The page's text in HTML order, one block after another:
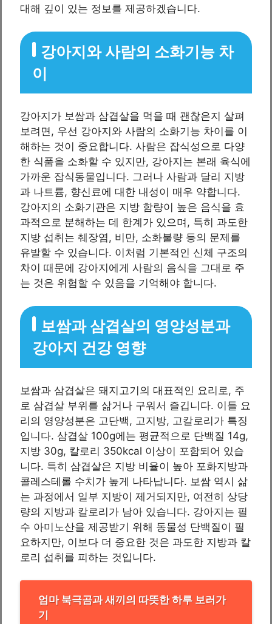
대해 깊이 있는 정보를 제공하겠습니다.
강아지와 사람의 소화기능 차
이
강아지가 보쌈과 삼겹살을 먹을 때 괜찮은지 살펴
보려면, 우선 강아지와 사람의 소화기능 차이를 이
해하는 것이 중요합니다. 사람은 잡식성으로 다양
한 식품을 소화할 수 있지만, 강아지는 본래 육식에
가까운 잡식동물입니다. 그러나 사람과 달리 지방
과 나트륨, 향신료에 대한 내성이 매우 약합니다.
강아지의 소화기관은 지방 함량이 높은 음식을 효
과적으로 분해하는 데 한계가 있으며, 특히 과도한
지방 섭취는 췌장염, 비만, 소화불량 등의 문제를
유발할 수 있습니다. 이처럼 기본적인 신체 구조의
차이 때문에 강아지에게 사람의 음식을 그대로 주
는 것은 위험할 수 있음을 기억해야 합니다.
보쌈과 삼겹살의 영양성분과
강아지 건강 영향
보쌈과 삼겹살은 돼지고기의 대표적인 요리로, 주
로 삼겹살 부위를 삶거나 구워서 즐깁니다. 이들 요
리의 영양성분은 고단백, 고지방, 고칼로리가 특징
입니다. 삼겹살 100g에는 평균적으로 단백질 14g,
지방 30g, 칼로리 350kcal 이상이 포함되어 있습
니다. 특히 삼겹살은 지방 비율이 높아 포화지방과
콜레스테롤 수치가 높게 나타납니다. 보쌈 역시 삶
는 과정에서 일부 지방이 제거되지만, 여전히 상당
량의 지방과 칼로리가 남아 있습니다. 강아지는 필
수 아미노산을 제공받기 위해 동물성 단백질이 필
요하지만, 이보다 더 중요한 것은 과도한 지방과 칼
로리 섭취를 피하는 것입니다.
엄마 북극곰과 새끼의 따뜻한 하루 보러가
기